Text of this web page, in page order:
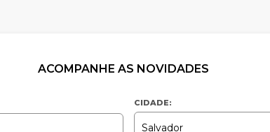
ACOMPANHE AS NOVIDADES
CIDADE: